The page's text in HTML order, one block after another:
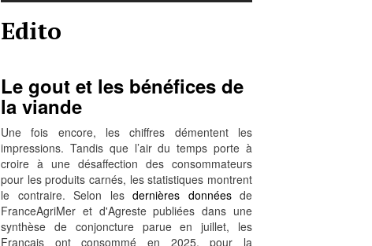
Edito
Le gout et les bénéfices de
la viande
Une fois encore, les chiffres démentent les
impressions. Tandis que l’air du temps porte à
croire à une désaffection des consommateurs
pour les produits carnés, les statistiques montrent
le contraire. Selon les dernières donnéesde
FranceAgriMer et d'Agreste publiées dans une
synthèse de conjoncture parue en juillet, les
Français ont consommé en 2025, pour la